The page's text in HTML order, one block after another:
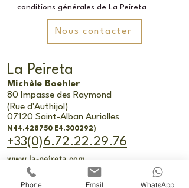
conditions générales de La Peireta
Nous contacter
La Peireta
Michèle Boehler
80 Impasse des Raymond
(Rue d'Authijol)
07120 Saint-Alban Auriolles
N44.428750 E4.300292)
+33(0)6.72.22.29.76
www.la-peireta.com
© site créé en 2015 Michèle
Boehler
Phone Email WhatsApp